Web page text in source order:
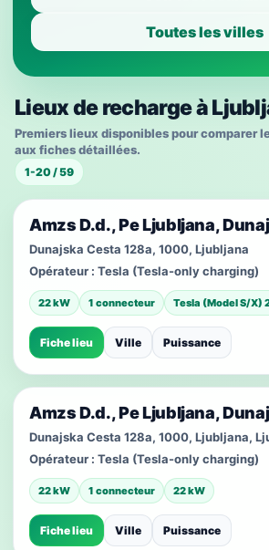
Toutes les villes
Lieux de recharge à
Premiers lieux disponibles pour comparer
aux fiches détaillées.
1-20 / 59
Amzs D.d., Pe Ljubljana,
Dunajska Cesta 128a, 1000, Ljubljana
Opérateur : Tesla (Tesla-only charging)
22 kW 1 connecteur Tesla (Model S/X)
Fiche lieu Ville Puissance
Amzs D.d., Pe Ljubljana,
Dunajska Cesta 128a, 1000, Ljubljana,
Opérateur : Tesla (Tesla-only charging)
22 kW 1 connecteur 22 kW
Fiche lieu Ville Puissance